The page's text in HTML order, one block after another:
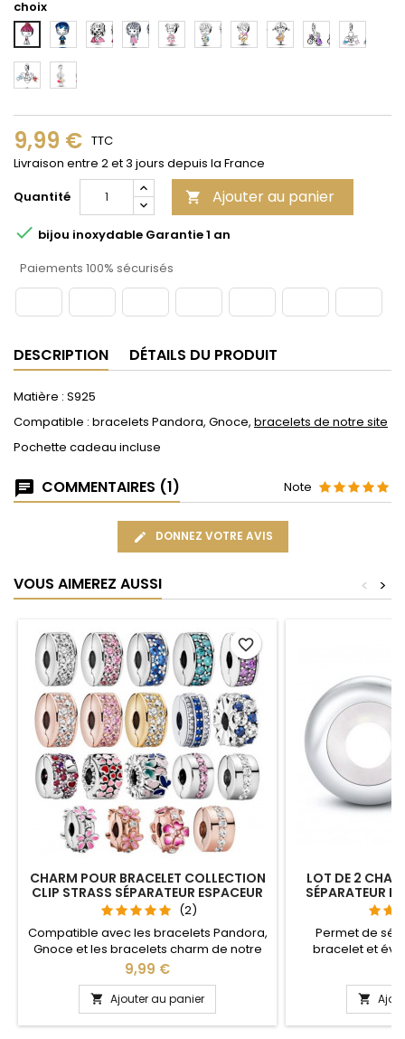
choix
2 3 4 5 6 8 10
12
9,99 € TTC
Livraison entre 2 et 3 jours depuis la France
Quantité
 Ajouter au panier
 bijou inoxydable Garantie 1 an
Paiements 100% sécurisés
DESCRIPTION DÉTAILS DU PRODUIT
Matière : S925
Compatible : bracelets Pandora, Gnoce, bracelets de notre site
Pochette cadeau incluse
COMMENTAIRES (1) Note
DONNEZ VOTRE AVIS
VOUS AIMEREZ AUSSI >
<
CHARM POUR BRACELET COLLECTION
CLIP STRASS SÉPARATEUR ESPACEUR
(2)
Compatible avec les bracelets Pandora,
Gnoce et les bracelets charm de notre
site Fonction bloqueur idéal pour : Noël,
Saint Valentin, anniversaire, anniversaire
de mariage Les charms clips s'ouvrent
afin de pouvoir les positionner sans
enlever les autres charms
Prix
9,99 €
 Ajouter au panier
favorite_border
LOT DE 2
SÉPARATEUR
Permet de
bracelet et
Gnoce et les
site idéal pour
anniversaire,
